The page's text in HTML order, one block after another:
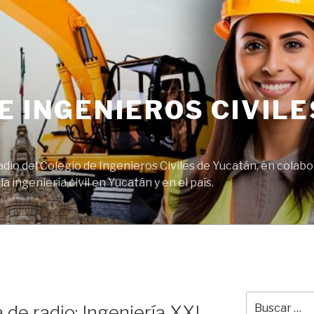
INGENIEROS
del Colegio de Ingenieros Civiles de Yucatán, en
ingeniería civil en Yucatán y en el país.